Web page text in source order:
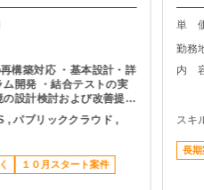
構築対応 ・基本設計・詳
開発 ・結合テストの実
設計検討および改善提案
る対応・検討
, パブリッククラウド ,
１０月スタート案件
単
勤務
内
スキ
長期